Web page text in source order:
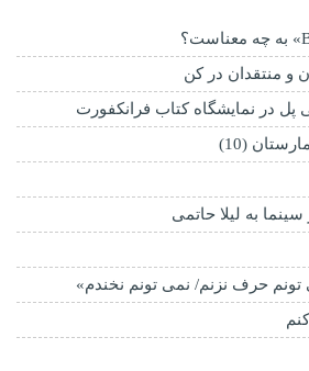
و منتقدان در کن
پل در نمایشگاه کتاب فرانکفورت
(10)
به لیلا حاتمی
تونم حرف نزنم/ نمی تونم نخندم»